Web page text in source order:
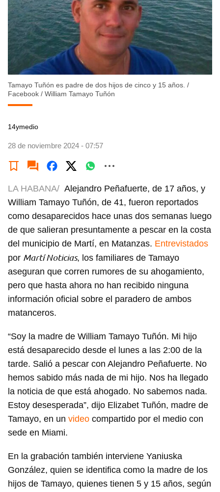
Tamayo Tuñón es padre de dos hijos de cinco y 15 años. /
Facebook / William Tamayo Tuñón
14ymedio
28 de noviembre 2024 - 07:57
LA HABANA/ Alejandro Peñafuerte, de 17 años, y
William Tamayo Tuñón, de 41, fueron reportados
como desaparecidos hace unas dos semanas luego
de que salieran presuntamente a pescar en la costa
del municipio de Martí, en Matanzas. Entrevistados
por Martí Noticias, los familiares de Tamayo
aseguran que corren rumores de su ahogamiento,
pero que hasta ahora no han recibido ninguna
información oficial sobre el paradero de ambos
matanceros.
“Soy la madre de William Tamayo Tuñón. Mi hijo
está desaparecido desde el lunes a las 2:00 de la
tarde. Salió a pescar con Alejandro Peñafuerte. No
hemos sabido más nada de mi hijo. Nos ha llegado
la noticia de que está ahogado. No sabemos nada.
Estoy desesperada”, dijo Elizabet Tuñón, madre de
Tamayo, en un video compartido por el medio con
sede en Miami.
En la grabación también interviene Yaniuska
González, quien se identifica como la madre de los
hijos de Tamayo, quienes tienen 5 y 15 años, según